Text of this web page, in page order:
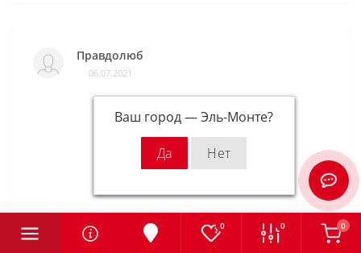
Ваш город —Эль-Монте?
0 0 0
Правдолюб
06.07.2021